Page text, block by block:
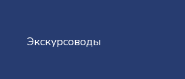
Экскурсоводы